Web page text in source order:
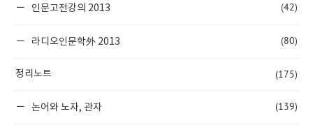
인문고전강의 2013 (42)
라디오인문학外 2013 (80)
정리노트 (175)
논어와 노자, 관자 (139)